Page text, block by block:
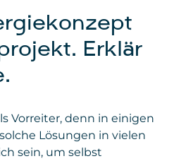
Erklär
Vorreiter, denn in einigen
Lösungen in vielen
sein, um selbst